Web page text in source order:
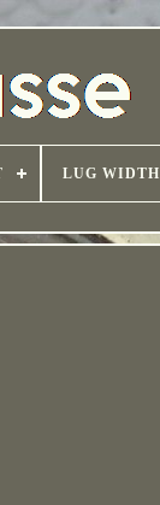
LUG WIDTH